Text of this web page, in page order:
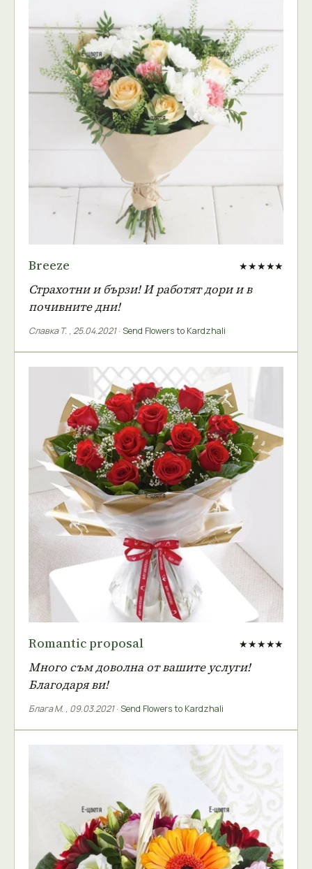
Breeze ★★★★★
Страхотни и бързи! И работят дори и в
почивните дни!
Славка Т. , 25.04.2021· Send Flowers to Kardzhali
Romantic proposal ★★★★★
Много съм доволна от вашите услуги!
Благодаря ви!
Блага М. , 09.03.2021· Send Flowers to Kardzhali